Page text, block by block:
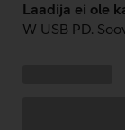
Laadija ei ole
W USB PD.